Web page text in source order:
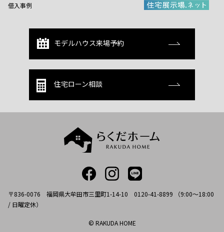
借入事例
モデルハウス来場予約
住宅ローン相談
〒836-0076 福岡県大牟田市三里町1-14-10 0120-41-8899 （9:00～18:00
/ 日曜定休）
© RAKUDA HOME